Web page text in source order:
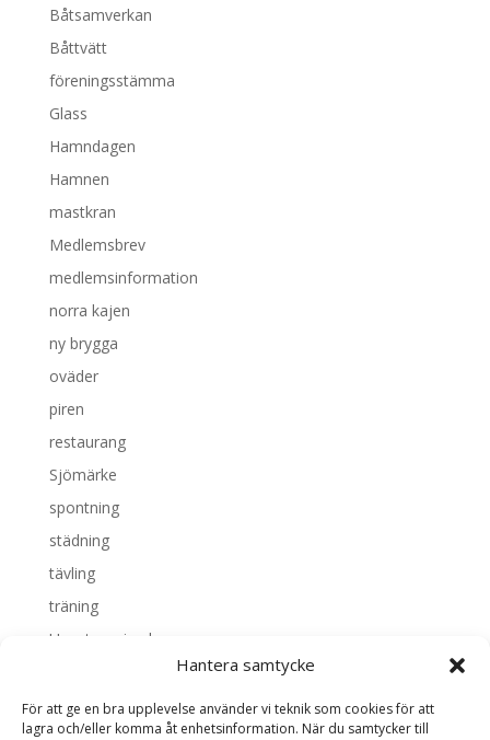
Hantera samtycke
För att ge en bra upplevelse använder vi teknik som cookies för att
lagra och/eller komma åt enhetsinformation. När du samtycker till
Båtsamverkan
Båttvätt
föreningsstämma
Glass
Hamndagen
Hamnen
mastkran
Medlemsbrev
medlemsinformation
norra kajen
ny brygga
oväder
piren
restaurang
Sjömärke
spontning
städning
tävling
träning
Uncategorized
vattenrättsfrågan